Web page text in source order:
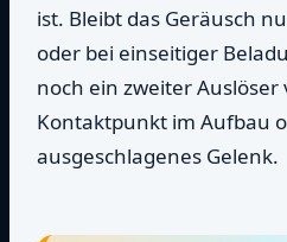
ist. Bleibt das Geräusch
oder bei einseitiger
noch ein zweiter Auslöser
Kontaktpunkt im Aufbau
ausgeschlagenes Gelenk.